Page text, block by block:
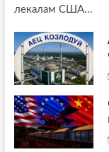
лекалам США...